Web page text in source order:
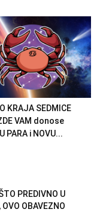
KRAJA SEDMICE
VAM donose
PARA i NOVU...
PREDIVNO U
OVO OBAVEZNO